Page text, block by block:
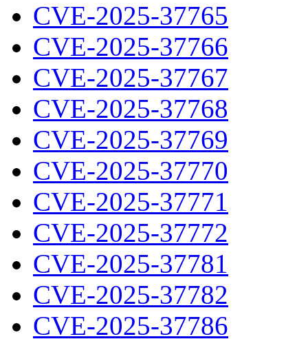
CVE-2025-37765
CVE-2025-37766
CVE-2025-37767
CVE-2025-37768
CVE-2025-37769
CVE-2025-37770
CVE-2025-37771
CVE-2025-37772
CVE-2025-37781
CVE-2025-37782
CVE-2025-37786